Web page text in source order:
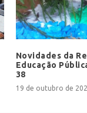
Novidades da
Educação
38
19 de outubro de